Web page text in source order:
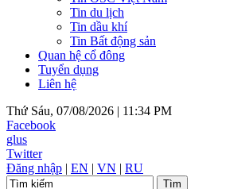
Tin du lịch
Tin dầu khí
Tin Bất động sản
Quan hệ cổ đông
Tuyển dụng
Liên hệ
Thứ Sáu, 07/08/2026 | 11:34 PM
Facebook
glus
Twitter
Đăng nhập | EN | VN | RU